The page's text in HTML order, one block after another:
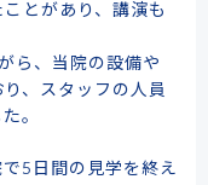
とがあり、講演も
ら、当院の設備や
、スタッフの人員
。
5日間の見学を終え